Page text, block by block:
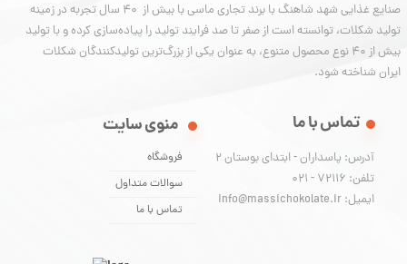
صنایع غذایی شهد شاهنگ با برند تجاری ماسی با بیش از 40 سال تجربه در زمینه
تولید شکلات، توانسته‌ است از صفر تا صد فرایند تولید را پیاده‌سازی کرده و با تولید
بیش از ۴۰ نوع محصول متنوع، به عنوان یکی از بزرگ‌ترین تولیدکنندگان شکلات
ایران شناخته شود.
منوی سایت
فروشگاه
سوالات متداول
تماس با ما
تماس با ما
آدرس: پاسداران - ابتدای بوستان 2
تلفن: 72116 - 021
ایمیل: info@massichokolate.ir